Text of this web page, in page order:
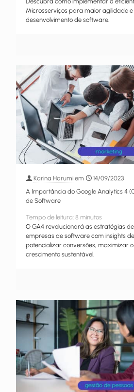
Microsserviços para maior agilidade
desenvolvimento de software.
Karina Harumi em
14/09/2023
A Importância do Google Analytics 4
de Software
Tempo de leitura: 8 minutos
O GA4 revolucionará as estratégias
empresas de software com insights
potencializar conversões, maximizar o
crescimento sustentável.